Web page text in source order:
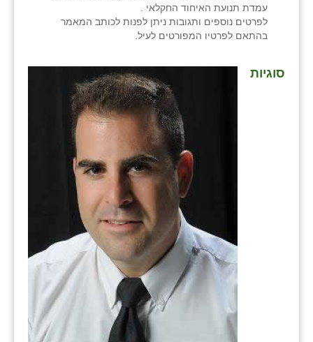
עמדת תנועת האיחוד החקלאי .
לפרטים נוספים ותגובות ניתן לפנות לכותב המאמר
בהתאם לפרטיו המפורטים לעיל.
סוגיות